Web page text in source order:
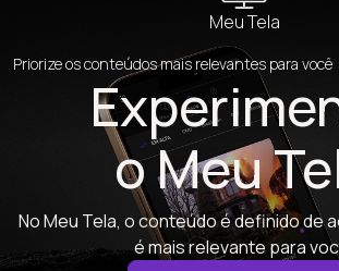
Meu Tela
Priorize os conteúdos mais relevantes para você
o Meu
No Meu Tela, o conteúdo é definido de
é mais relevante para